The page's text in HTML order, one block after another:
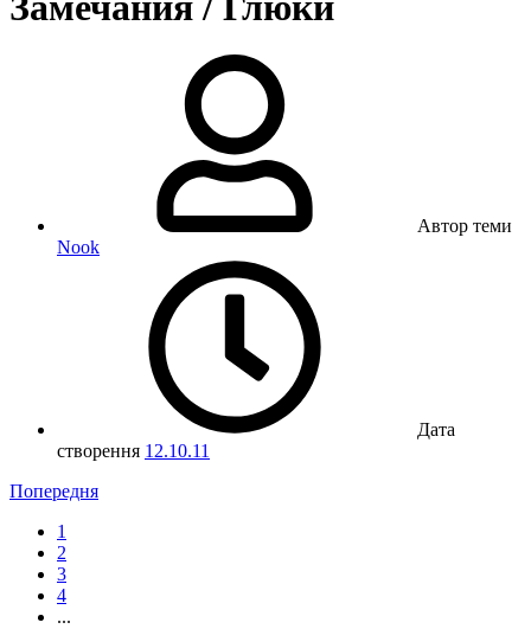
Автор теми
Nook
Дата
створення 12.10.11
Попередня
1
2
3
4
...